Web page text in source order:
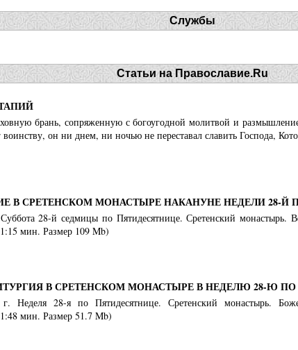
Службы
Статьи на Православие.Ru
брань, сопряженную с богоугодной молитвой и
он ни днем, ни ночью не переставал славить Господа,
В СРЕТЕНСКОМ МОНАСТЫРЕ НАКАНУНЕ НЕДЕЛИ 28-Й
28-й седмицы по Пятидесятнице. Сретенский монастырь.
мин. Размер 109 Mb)
В СРЕТЕНСКОМ МОНАСТЫРЕ В НЕДЕЛЮ 28-Ю
Неделя 28-я по Пятидесятнице. Сретенский монастырь.
мин. Размер 51.7 Mb)